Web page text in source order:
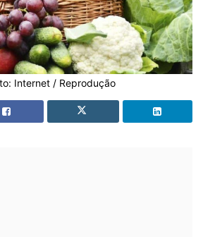
Internet / Reprodução